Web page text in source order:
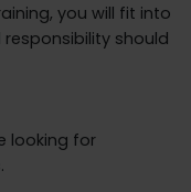
you will fit into
should
looking for